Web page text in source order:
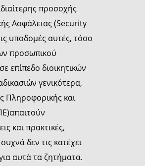
προσοχής
Ασφάλειας (Security
υποδομές αυτές, τόσο
προσωπικού
επίπεδο διοικητικών
γενικότερα,
Πληροφορικής και
και πρακτικές,
δεν τις κατέχει
αυτά τα ζητήματα.